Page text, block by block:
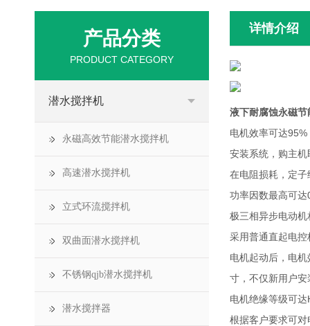
详情介绍
液下耐腐蚀永磁
电机效率可达
安装系统，购主
在电阻损耗，定
功率因数最高可
极三相异步电动
采用普通直起电
电机起动后，电
寸，不仅新用户
电机绝缘等级可
根据客户要求可
产品分类
PRODUCT CATEGORY
潜水搅拌机
永磁高效节能潜水搅拌机
高速潜水搅拌机
立式环流搅拌机
双曲面潜水搅拌机
不锈钢qjb潜水搅拌机
潜水搅拌器